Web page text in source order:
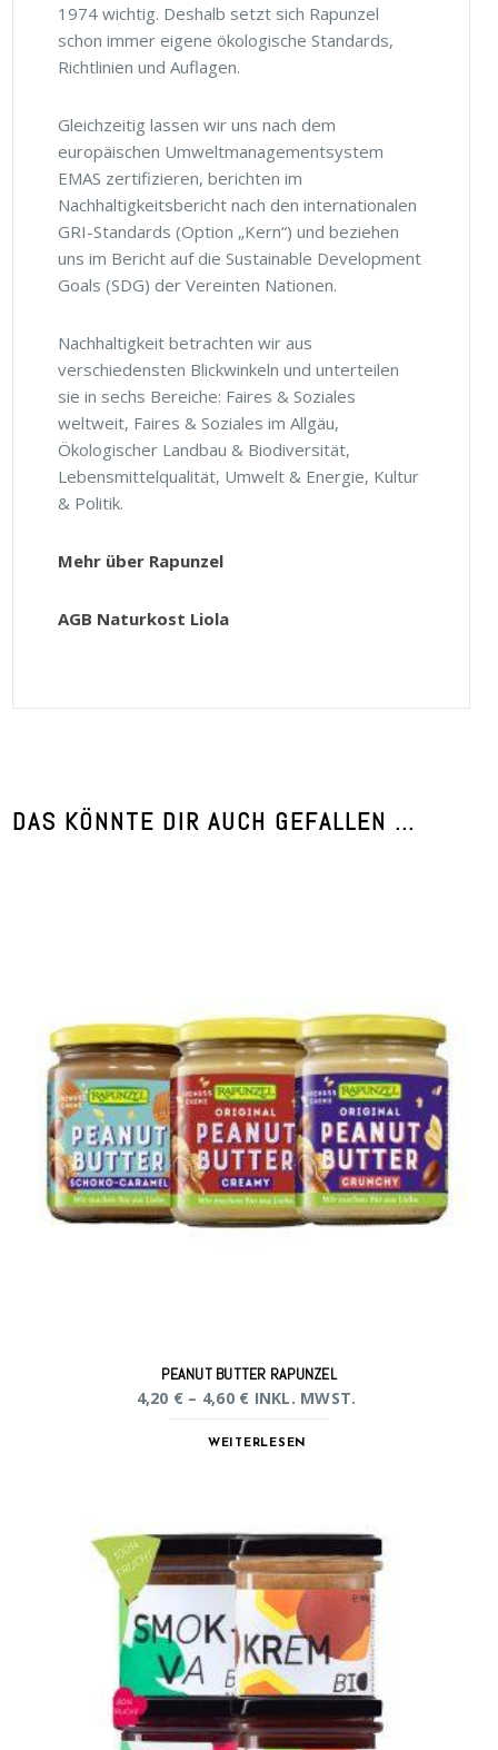
1974 wichtig. Deshalb setzt sich Rapunzel
schon immer eigene ökologische Standards,
Richtlinien und Auflagen.
Gleichzeitig lassen wir uns nach dem
europäischen Umweltmanagementsystem
EMAS zertifizieren, berichten im
Nachhaltigkeitsbericht nach den internationalen
GRI-​Standards (Option „Kern“) und beziehen
uns im Bericht auf die Sustainable Development
Goals (SDG) der Vereinten Nationen.
Nachhaltigkeit betrachten wir aus
verschiedensten Blickwinkeln und unterteilen
sie in sechs Bereiche: Faires & Soziales
weltweit, Faires & Soziales im Allgäu,
Ökologischer Landbau & Biodiversität,
Lebensmittelqualität, Umwelt & Energie, Kultur
& Politik.
Mehr über Rapunzel
AGB Naturkost Liola
DAS KÖNNTE DIR AUCH GEFALLEN …
PEANUT BUTTER RAPUNZEL
4,20 € – 4,60 € INKL. MWST.
WEITERLESEN